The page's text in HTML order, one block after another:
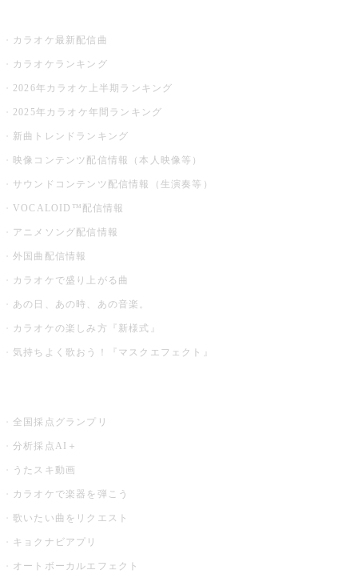
カラオケ最新配信曲
カラオケランキング
2026年カラオケ上半期ランキング
2025年カラオケ年間ランキング
新曲トレンドランキング
映像コンテンツ配信情報（本人映像等）
サウンドコンテンツ配信情報（生演奏等）
VOCALOID™配信情報
アニメソング配信情報
外国曲配信情報
カラオケで盛り上がる曲
あの日、あの時、あの音楽。
カラオケの楽しみ方『新様式』
気持ちよく歌おう！『マスクエフェクト』
全国採点グランプリ
分析採点AI＋
うたスキ動画
カラオケで楽器を弾こう
歌いたい曲をリクエスト
キョクナビアプリ
オートボーカルエフェクト